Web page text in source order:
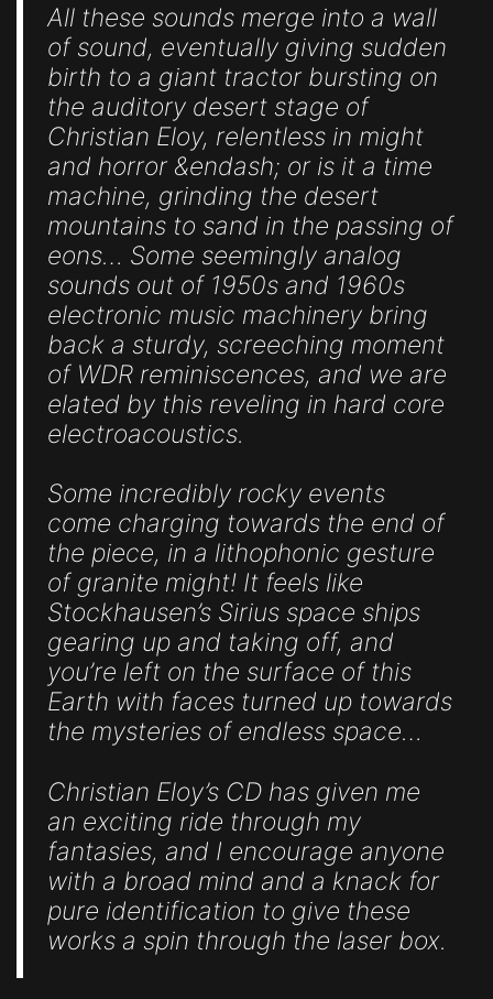
All these sounds merge into a wall
of sound, eventually giving sudden
birth to a giant tractor bursting on
the auditory desert stage of
Christian Eloy, relentless in might
and horror &endash; or is it a time
machine, grinding the desert
mountains to sand in the passing of
eons… Some seemingly analog
sounds out of 1950s and 1960s
electronic music machinery bring
back a sturdy, screeching moment
of WDR reminiscences, and we are
elated by this reveling in hard core
electroacoustics.
Some incredibly rocky events
come charging towards the end of
the piece, in a lithophonic gesture
of granite might! It feels like
Stockhausen’s Sirius space ships
gearing up and taking off, and
you’re left on the surface of this
Earth with faces turned up towards
the mysteries of endless space…
Christian Eloy’s CD has given me
an exciting ride through my
fantasies, and I encourage anyone
with a broad mind and a knack for
pure identification to give these
works a spin through the laser box.